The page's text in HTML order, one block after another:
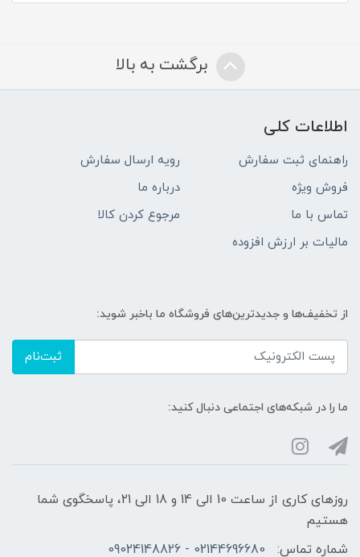
برگشت به بالا
اطلاعات کلی
راهنمای ثبت سفارش
رویه ارسال سفارش
فروش ویژه
درباره ما
تماس با ما
مرجوع کردن کالا
مالیات بر ارزش افزوده
از تخفیف‌ها و جدیدترین‌های فروشگاه ما باخبر شوید:
ثبت‌نام
ما را در شبکه‌های اجتماعی دنبال کنید:
روزهای کاری از ساعت 10 الی 14 و 18 الی 21، پاسخگوی شما
هستیم
شماره تماس:
02144696680 - 09024148826